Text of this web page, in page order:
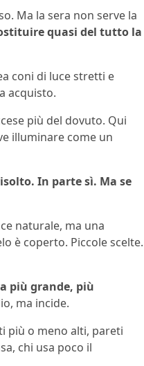
Ma la sera non serve la
quasi del tutto la
coni di luce stretti e
acquisto.
più del dovuto. Qui
illuminare come un
In parte sì. Ma se
naturale, ma una
è coperto. Piccole scelte.
più grande, più
ma incide.
più o meno alti, pareti
chi usa poco il